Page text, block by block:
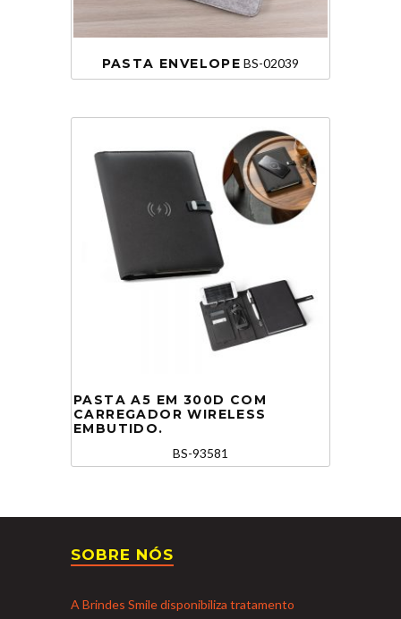
PASTA ENVELOPE BS-02039
PASTA A5 EM 300D COM
CARREGADOR WIRELESS
EMBUTIDO.
BS-93581
SOBRE NÓS
A Brindes Smile disponibiliza tratamento